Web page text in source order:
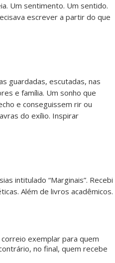
Um sentimento. Um sentido.
escrever a partir do que
guardadas, escutadas, nas
e família. Um sonho que
e conseguissem rir ou
do exílio. Inspirar
intitulado “Marginais”. Recebi
Além de livros acadêmicos.
exemplar para quem
no final, quem recebe